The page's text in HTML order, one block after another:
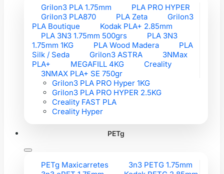
Grilon3 PLA 1.75mm
PLA PRO HYPER
Grilon3 PLA870
PLA Zeta
Grilon3
PLA Boutique
Kodak PLA+ 2.85mm
PLA 3N3 1.75mm 500grs
PLA 3N3
1.75mm 1KG
PLA Wood Madera
PLA
Silk / Seda
Grilon3 ASTRA
3NMax
PLA+
MEGAFILL 4KG
Creality
3NMAX PLA+ SE 750gr
Grilon3 PLA PRO Hyper 1KG
Grilon3 PLA PRO HYPER 2.5KG
Creality FAST PLA
Creality Hyper
PETg
PETg Maxicarretes
3n3 PETG 1.75mm